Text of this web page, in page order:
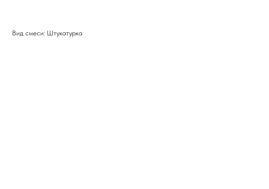
Вид смеси: Штукатурка